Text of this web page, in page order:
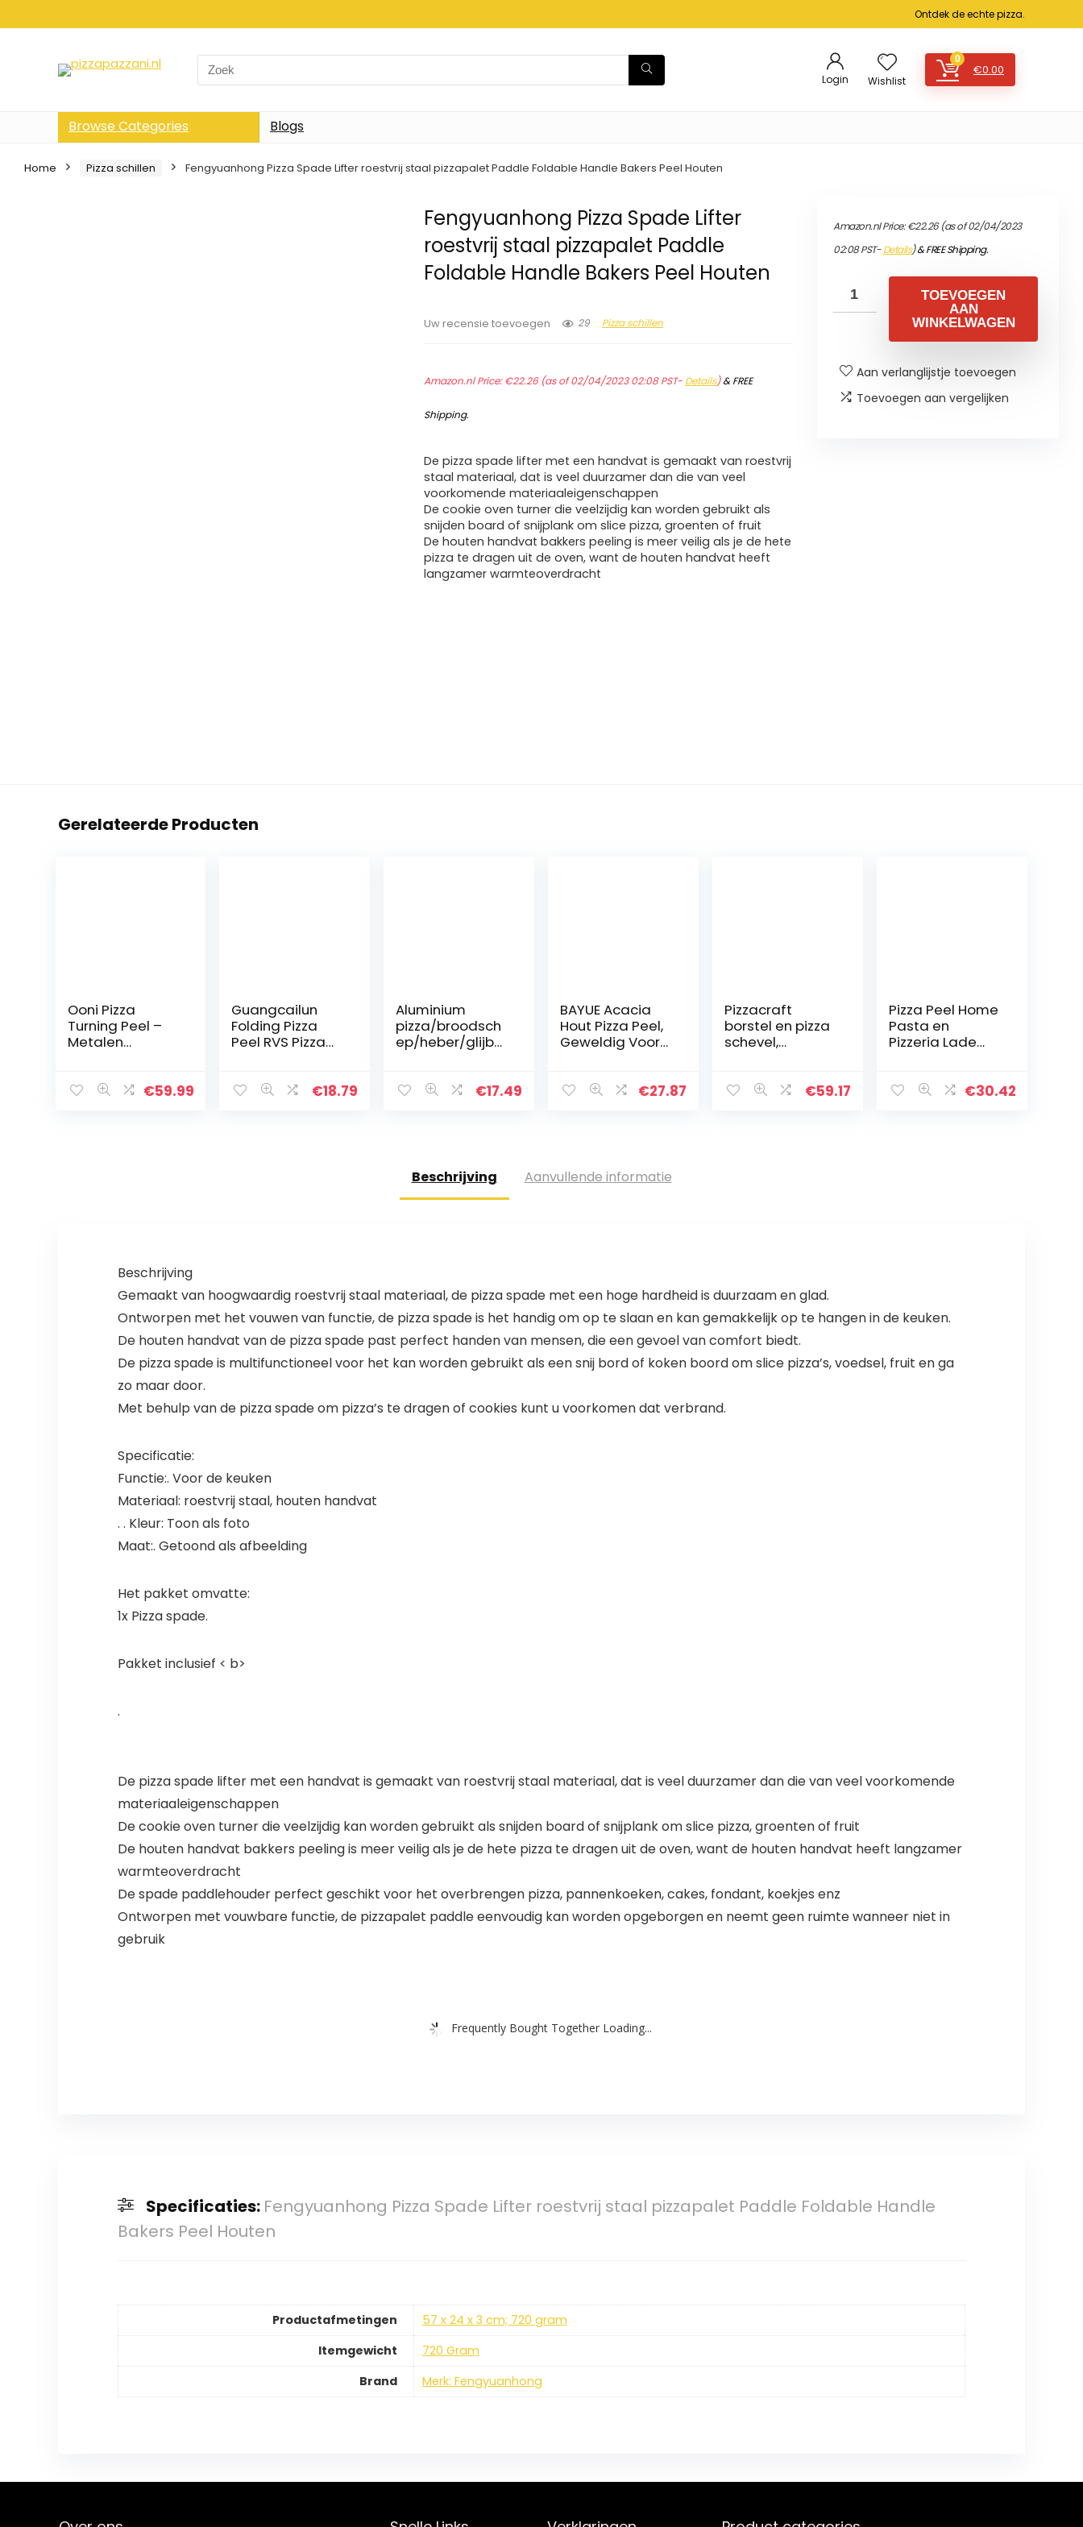
Ontdek de echte pizza.
Search
for:
Login Wishlist
0
€0.00
Browse Categories Blogs
Home Pizza schillen Fengyuanhong Pizza Spade Lifter roestvrij staal pizzapalet Paddle Foldable Handle Bakers Peel Houten
Fengyuanhong Pizza Spade Lifter
roestvrij staal pizzapalet Paddle
Foldable Handle Bakers Peel Houten
Uw recensie toevoegen 29 Pizza schillen
Amazon.nl Price:€22.26(as of 02/04/2023 02:08 PST- Details)&FREE
Shipping.
De pizza spade lifter met een handvat is gemaakt van roestvrij
staal materiaal, dat is veel duurzamer dan die van veel
voorkomende materiaaleigenschappen
De cookie oven turner die veelzijdig kan worden gebruikt als
snijden board of snijplank om slice pizza, groenten of fruit
De houten handvat bakkers peeling is meer veilig als je de hete
pizza te dragen uit de oven, want de houten handvat heeft
langzamer warmteoverdracht
Amazon.nl Price:€22.26(as of 02/04/2023
02:08 PST-Details)&FREE Shipping.
TOEVOEGEN
AAN
WINKELWAGEN
Aan verlanglijstje toevoegen
Toevoegen aan vergelijken
Gerelateerde Producten
Ooni Pizza
Turning Peel –
Metalen
handgreep –
€59.99
Guangcailun
Folding Pizza
Peel RVS Pizza
met Inklapbare
€18.79
Aluminium
pizza/broodsch
ep/heber/glijba
€17.49
BAYUE Acacia
Hout Pizza Peel,
Geweldig Voor
Charcuterie€27.87
Pizzacraft
borstel en pizza
schevel,
meerkleurig €59.17
Pizza Peel Home
Pasta en
Pizzeria Lade
inch voor pizza,
€30.42
Beschrijving Aanvullende informatie
Beschrijving
Gemaakt van hoogwaardig roestvrij staal materiaal, de pizza spade met een hoge hardheid is duurzaam en glad.
Ontworpen met het vouwen van functie, de pizza spade is het handig om op te slaan en kan gemakkelijk op te hangen in de keuken.
De houten handvat van de pizza spade past perfect handen van mensen, die een gevoel van comfort biedt.
De pizza spade is multifunctioneel voor het kan worden gebruikt als een snij bord of koken boord om slice pizza’s, voedsel, fruit en ga
zo maar door.
Met behulp van de pizza spade om pizza’s te dragen of cookies kunt u voorkomen dat verbrand.
Specificatie:
Functie:. Voor de keuken
Materiaal: roestvrij staal, houten handvat
. . Kleur: Toon als foto
Maat:. Getoond als afbeelding
Het pakket omvatte:
1x Pizza spade.
Pakket inclusief < b>
.
De pizza spade lifter met een handvat is gemaakt van roestvrij staal materiaal, dat is veel duurzamer dan die van veel voorkomende
materiaaleigenschappen
De cookie oven turner die veelzijdig kan worden gebruikt als snijden board of snijplank om slice pizza, groenten of fruit
De houten handvat bakkers peeling is meer veilig als je de hete pizza te dragen uit de oven, want de houten handvat heeft langzamer
warmteoverdracht
De spade paddlehouder perfect geschikt voor het overbrengen pizza, pannenkoeken, cakes, fondant, koekjes enz
Ontworpen met vouwbare functie, de pizzapalet paddle eenvoudig kan worden opgeborgen en neemt geen ruimte wanneer niet in
gebruik
Frequently Bought Together Loading...
Specificaties: Fengyuanhong Pizza Spade Lifter roestvrij staal pizzapalet Paddle Foldable Handle
Bakers Peel Houten
Productafmetingen
57 x 24 x 3 cm; 720 gram
Itemgewicht
720 Gram
Brand
Merk: Fengyuanhong